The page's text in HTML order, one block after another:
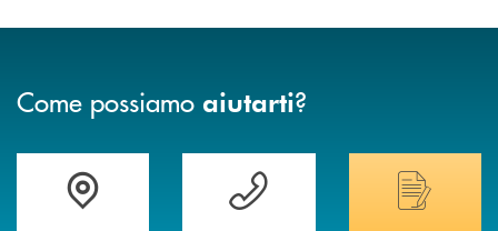
Come possiamo aiutarti?
Trova la filiale più vicina a te&nbsp;Hai bisogno di assistenza immediata?
Hai bisogno di